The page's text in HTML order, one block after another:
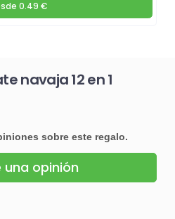
0.49 €
navaja 12 en 1
sobre este regalo.
una opinión